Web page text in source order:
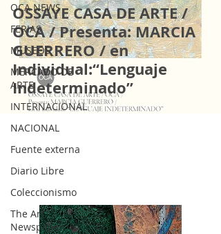
OCA NEWS
FERIAS
MUSEOS
MERCADO DE
ARTE
INTERNACIONAL
NACIONAL
Fuente externa
Diario Libre
Coleccionismo
The Art
Newspaper
OSSAYE CASA DE ARTE /
OCA / Presenta: MARCIA
GUERRERO / en
Individual:“Lenguaje
Indeterminado”